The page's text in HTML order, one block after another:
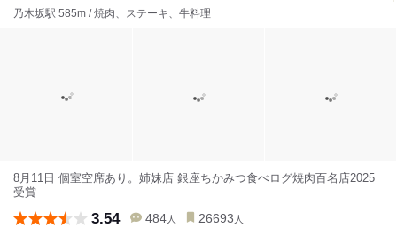
乃木坂駅 585m / 焼肉、ステーキ、牛料理
8月11日 個室空席あり。姉妹店 銀座ちかみつ食べログ焼肉百名店2025
受賞
3.54 484 人 26693 人